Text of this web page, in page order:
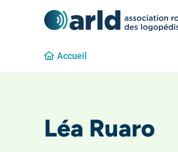
Accueil
Léa Ruaro